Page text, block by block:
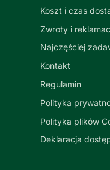
Koszt i czas
Zwroty i
Najczęściej
Kontakt
Regulamin
Polityka
Polityka plików
Deklaracja